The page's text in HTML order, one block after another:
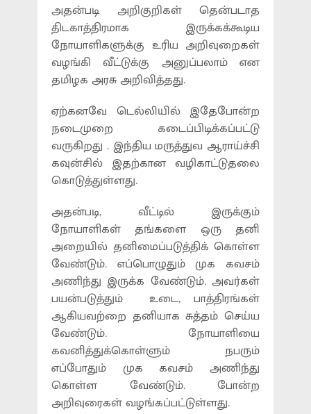
அதன்படி அறிகுறிகள் தென்படாத
திடகாத்திரமாக இருக்கக்கூடிய
நோயாளிகளுக்கு உரிய அறிவுறைகள்
வழங்கி வீட்டுக்கு அனுப்பலாம் என
தமிழக அரசு அறிவித்தது.
ஏற்கனவே டெல்லியில் இதேபோன்ற
நடைமுறை கடைப்பிடிக்கப்பட்டு
வருகிறது . இந்திய மருத்துவ ஆராய்ச்சி
கவுன்சில் இதற்கான வழிகாட்டுதலை
கொடுத்துள்ளது.
அதன்படி, வீட்டில் இருக்கும்
நோயாளிகள் தங்களை ஒரு தனி
அறையில் தனிமைப்படுத்திக் கொள்ள
வேண்டும். எப்பொழுதும் முக கவசம்
அணிந்து இருக்க வேண்டும். அவர்கள்
பயன்படுத்தும் உடை, பாத்திரங்கள்
ஆகியவற்றை தனியாக சுத்தம் செய்ய
வேண்டும். நோயாளியை
கவனித்துக்கொள்ளும் நபரும்
எப்போதும் முக கவசம் அணிந்து
கொள்ள வேண்டும். போன்ற
அறிவுரைகள் வழங்கப்பட்டுள்ளது.